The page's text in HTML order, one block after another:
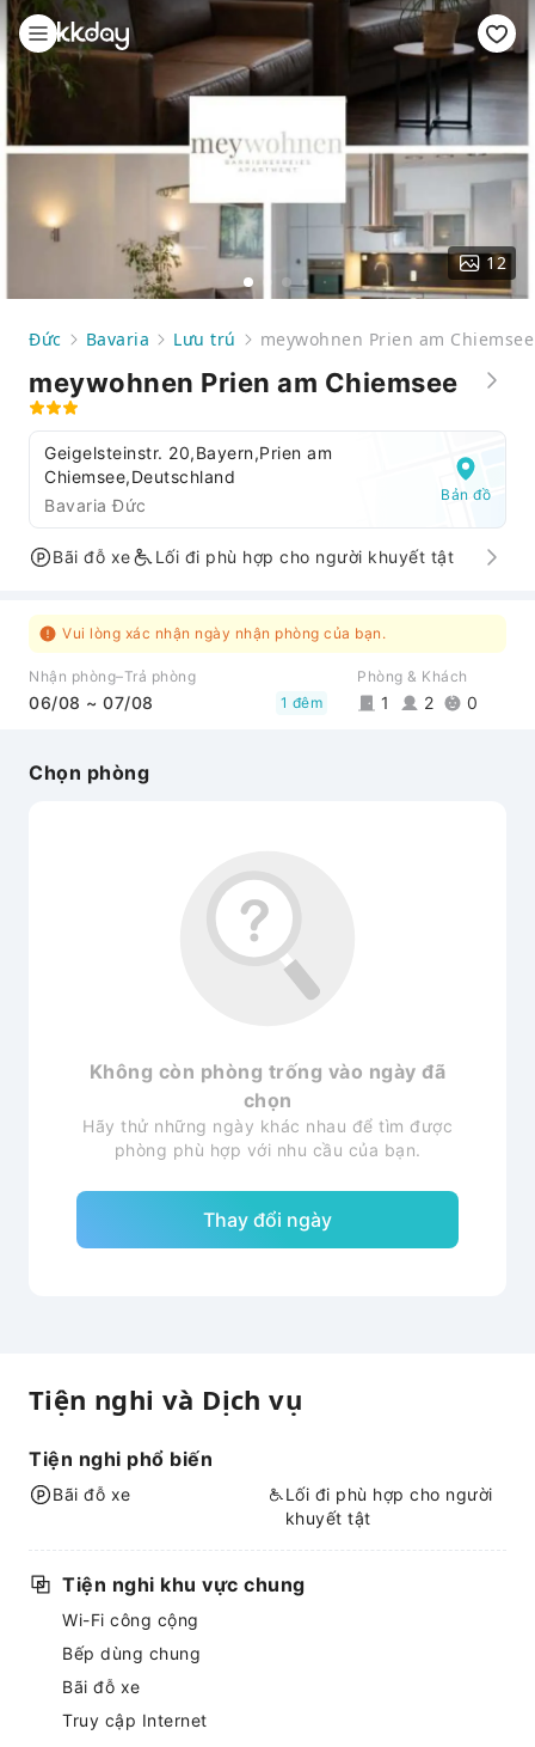
12
Đức Bavaria Lưu trú meywohnen Prien am Chiemsee
meywohnen Prien am Chiemsee
Geigelsteinstr. 20,Bayern,Prien am
Chiemsee,Deutschland
Bavaria Đức
Bản đồ
Bãi đỗ xe Lối đi phù hợp cho người khuyết tật
Vui lòng xác nhận ngày nhận phòng của bạn.
Nhận phòng–Trả phòng
06/08 ~ 07/08 1 đêm
Phòng & Khách
1 2 0
Chọn phòng
Không còn phòng trống vào ngày đã
chọn
Hãy thử những ngày khác nhau để tìm được
phòng phù hợp với nhu cầu của bạn.
Thay đổi ngày
Tiện nghi và Dịch vụ
Tiện nghi phổ biến
Bãi đỗ xe
Lối đi phù hợp cho người
khuyết tật
Tiện nghi khu vực chung
Wi-Fi công cộng
Bếp dùng chung
Bãi đỗ xe
Truy cập Internet